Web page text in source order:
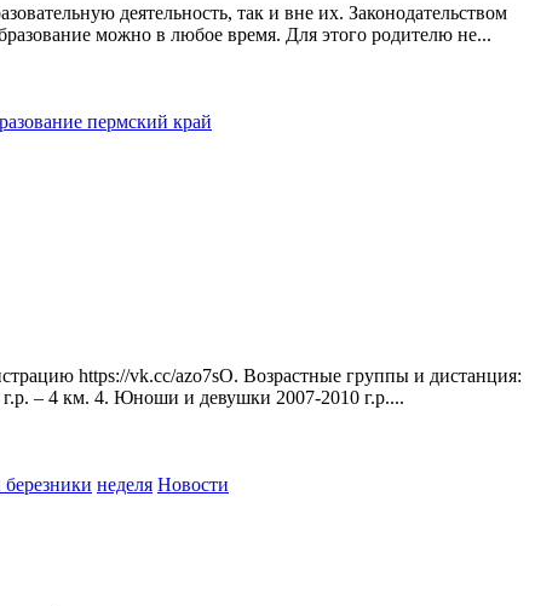
деятельность, так и вне их. Законодательством
можно в любое время. Для этого родителю не...
пермский край
https://vk.cc/azo7sO. Возрастные группы и дистанция:
– 4 км. 4. Юноши и девушки 2007-2010 г.р....
неделя Новости